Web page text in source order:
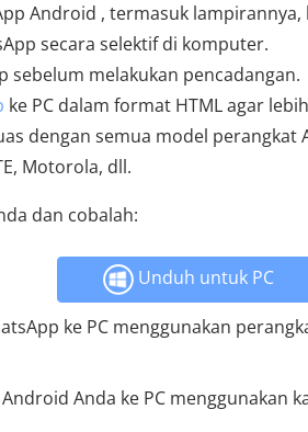
Android , termasuk lampirannya,
secara selektif di komputer.
sebelum melakukan pencadangan.
ke PC dalam format HTML agar
dengan semua model perangkat
Motorola, dll.
dan cobalah:
Unduh untuk PC
ke PC menggunakan
Anda ke PC menggunakan